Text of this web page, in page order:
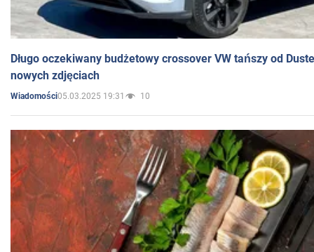
Długo oczekiwany budżetowy crossover VW tańszy od
nowych zdjęciach
Wiadomości05.03.2025 19:31 10